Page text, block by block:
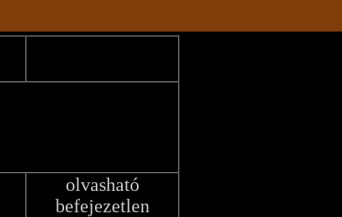
olvasható
befejezetlen